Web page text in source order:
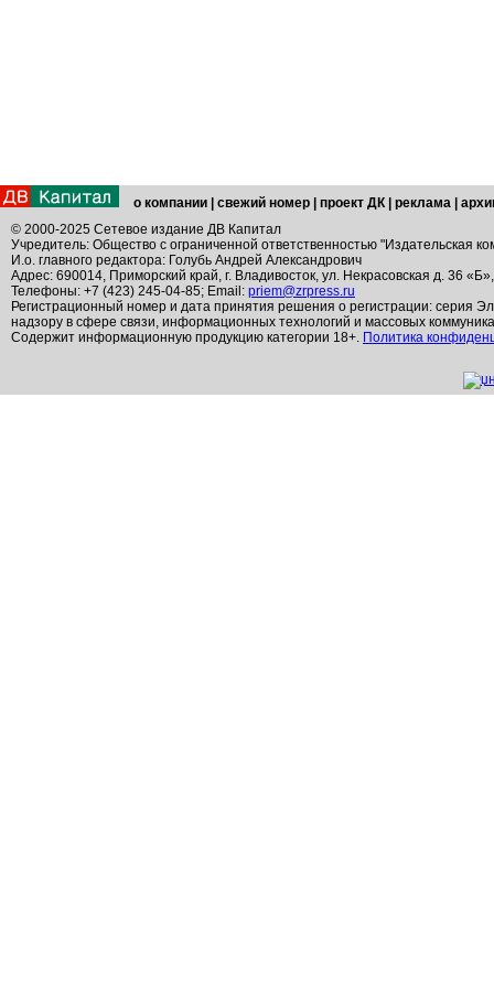
о компании свежий номер проект ДК реклама
© 2000-2025 Сетевое издание ДВ Капитал
Учредитель: Общество с ограниченной ответственностью "Издательская
И.о. главного редактора: Голубь Андрей Александрович
Адрес: 690014, Приморский край, г. Владивосток, ул. Некрасовская д. 36
Телефоны: +7 (423) 245-04-85; Email: priem@zrpress.ru
Регистрационный номер и дата принятия решения о регистрации: серия
надзору в сфере связи, информационных технологий и массовых
Содержит информационную продукцию категории 18+. Политика